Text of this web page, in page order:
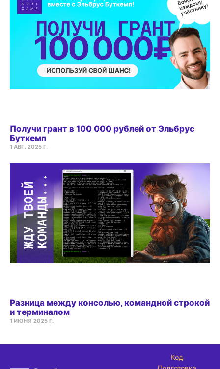
Получи грант в 100 000 рублей от Эльбрус
Буткемп
1 АВГ. 2025 Г.
Разница между консолью, командной строкой
и терминалом
1 ИЮНЯ 2025 Г.
Код